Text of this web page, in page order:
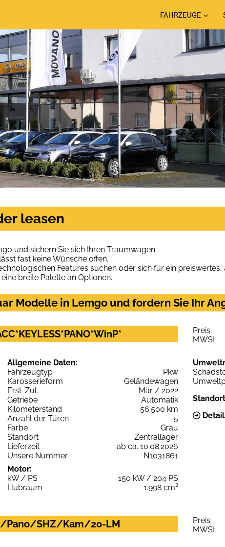
FAHRZEUGE
leasen
und sichern Sie sich Ihren Traumwagen.
fast keine Wünsche offen.
Features suchen oder sich für ein
breite Palette an Optionen.
Modelle in Lemgo und fordern Sie Ihr
Preis:
MWSt:
Allgemeine Daten:
Fahrzeugtyp
Pkw
Karosserieform
Geländewagen
Erst-Zul.
Mär / 2022
Getriebe
Automatik
Kilometerstand
56.500 km
Anzahl der Türen
5
Farbe
Grau
Standort
Zentrallager
Lieferzeit
ab ca. 10.08.2026
Unsere Nummer
N1031861
Motor:
kW / PS
150 kW / 204 PS
Hubraum
1.998 cm³
Standort
Pano/SHZ/Kam/20-LM Preis:
MWSt: